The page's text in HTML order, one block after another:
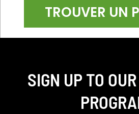
TROUVER UN
SIGN UP TO